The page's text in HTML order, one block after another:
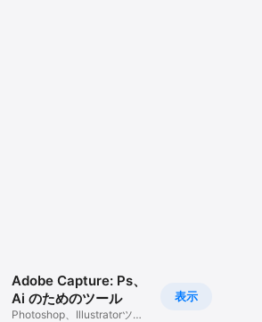
表示
Adobe Capture: Ps、
Ai のためのツール
Photoshop、Illustratorツー